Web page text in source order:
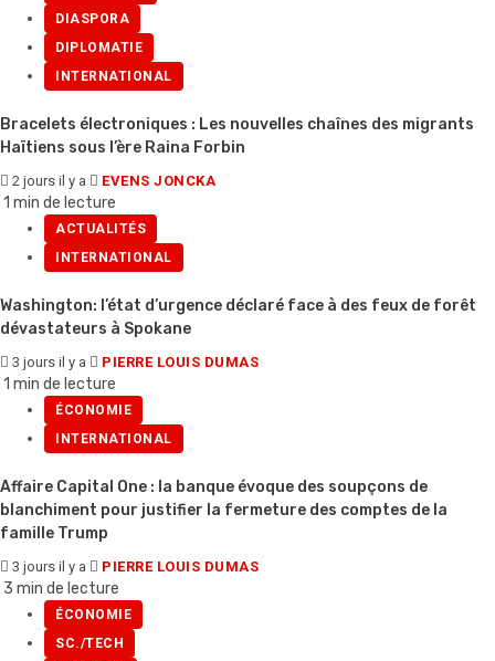
DIASPORA
DIPLOMATIE
INTERNATIONAL
Bracelets électroniques : Les nouvelles chaînes des migrants
Haïtiens sous l’ère Raina Forbin
2 jours il y a EVENS JONCKA
1 min de lecture
ACTUALITÉS
INTERNATIONAL
Washington: l’état d’urgence déclaré face à des feux de forêt
dévastateurs à Spokane
3 jours il y a PIERRE LOUIS DUMAS
1 min de lecture
ÉCONOMIE
INTERNATIONAL
Affaire Capital One : la banque évoque des soupçons de
blanchiment pour justifier la fermeture des comptes de la
famille Trump
3 jours il y a PIERRE LOUIS DUMAS
3 min de lecture
ÉCONOMIE
SC./TECH